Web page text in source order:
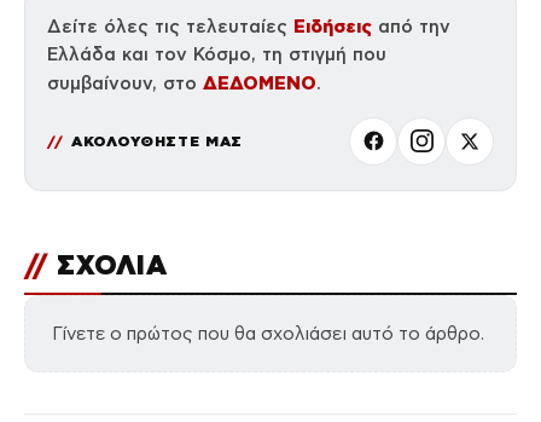
Δείτε όλες τις τελευταίες Ειδήσεις από την
Ελλάδα και τον Κόσμο, τη στιγμή που
συμβαίνουν, στο ΔΕΔΟΜΕΝΟ.
ΑΚΟΛΟΥΘΗΣΤΕ ΜΑΣ
// ΣΧΟΛΙΑ
Γίνετε ο πρώτος που θα σχολιάσει αυτό το άρθρο.